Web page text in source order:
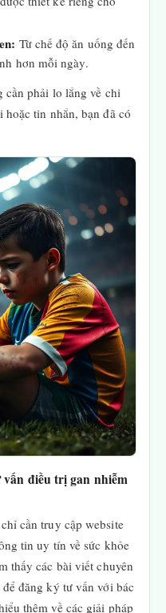
Từ chế độ ăn uống đến
hơn mỗi ngày.
cần phải lo lắng về chi
tin nhắn, bạn đã có
vấn điều trị gan nhiễm
cần truy cập website
tin uy tín về sức khỏe
thấy các bài viết chuyên
đăng ký tư vấn với bác
thêm về các giải pháp